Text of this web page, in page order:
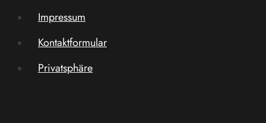
Impressum
Kontaktformular
Privatsphäre